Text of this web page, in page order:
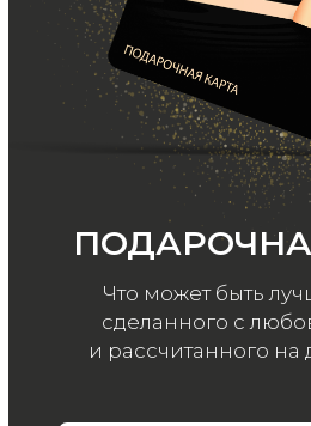
Ваш e-mail
Подписаться